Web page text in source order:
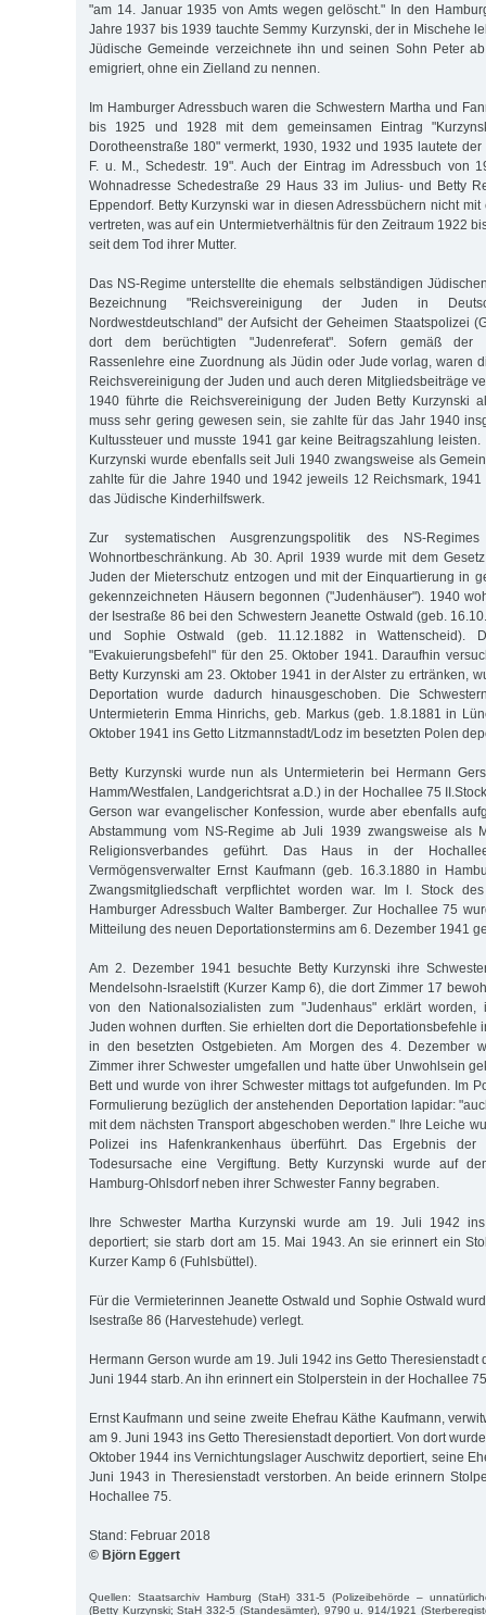
"am 14. Januar 1935 von Amts wegen gelöscht." In den
Jahre 1937 bis 1939 tauchte Semmy Kurzynski, der in Mischehe
Jüdische Gemeinde verzeichnete ihn und seinen Sohn Peter
emigriert, ohne ein Zielland zu nennen.
Im Hamburger Adressbuch waren die Schwestern Martha und
bis 1925 und 1928 mit dem gemeinsamen Eintrag
Dorotheenstraße 180" vermerkt, 1930, 1932 und 1935 lautete der
F. u. M., Schedestr. 19". Auch der Eintrag im Adressbuch von
Wohnadresse Schedestraße 29 Haus 33 im Julius- und Betty
Eppendorf. Betty Kurzynski war in diesen Adressbüchern nicht
vertreten, was auf ein Untermietverhältnis für den Zeitraum 1922
seit dem Tod ihrer Mutter.
Das NS-Regime unterstellte die ehemals selbständigen
Bezeichnung "Reichsvereinigung der Juden in
Nordwestdeutschland" der Aufsicht der Geheimen Staatspolizei
dort dem berüchtigten "Judenreferat". Sofern gemäß der
Rassenlehre eine Zuordnung als Jüdin oder Jude vorlag, waren
Reichsvereinigung der Juden und auch deren Mitgliedsbeiträge
1940 führte die Reichsvereinigung der Juden Betty Kurzynski
muss sehr gering gewesen sein, sie zahlte für das Jahr 1940
Kultussteuer und musste 1941 gar keine Beitragszahlung leisten.
Kurzynski wurde ebenfalls seit Juli 1940 zwangsweise als
zahlte für die Jahre 1940 und 1942 jeweils 12 Reichsmark,
das Jüdische Kinderhilfswerk.
Zur systematischen Ausgrenzungspolitik des NS-
Wohnortbeschränkung. Ab 30. April 1939 wurde mit dem
Juden der Mieterschutz entzogen und mit der Einquartierung in
gekennzeichneten Häusern begonnen ("Judenhäuser"). 1940
der Isestraße 86 bei den Schwestern Jeanette Ostwald (geb.
und Sophie Ostwald (geb. 11.12.1882 in Wattenscheid).
"Evakuierungsbefehl" für den 25. Oktober 1941. Daraufhin
Betty Kurzynski am 23. Oktober 1941 in der Alster zu ertränken,
Deportation wurde dadurch hinausgeschoben. Die
Untermieterin Emma Hinrichs, geb. Markus (geb. 1.8.1881 in
Oktober 1941 ins Getto Litzmannstadt/Lodz im besetzten Polen
Betty Kurzynski wurde nun als Untermieterin bei Hermann
Hamm/Westfalen, Landgerichtsrat a.D.) in der Hochallee 75
Gerson war evangelischer Konfession, wurde aber ebenfalls
Abstammung vom NS-Regime ab Juli 1939 zwangsweise als
Religionsverbandes geführt. Das Haus in der
Vermögensverwalter Ernst Kaufmann (geb. 16.3.1880 in
Zwangsmitgliedschaft verpflichtet worden war. Im I. Stock
Hamburger Adressbuch Walter Bamberger. Zur Hochallee 75
Mitteilung des neuen Deportationstermins am 6. Dezember 1941
Am 2. Dezember 1941 besuchte Betty Kurzynski ihre
Mendelsohn-Israelstift (Kurzer Kamp 6), die dort Zimmer 17
von den Nationalsozialisten zum "Judenhaus" erklärt worden,
Juden wohnen durften. Sie erhielten dort die Deportationsbefehle
in den besetzten Ostgebieten. Am Morgen des 4. Dezember
Zimmer ihrer Schwester umgefallen und hatte über Unwohlsein
Bett und wurde von ihrer Schwester mittags tot aufgefunden. Im
Formulierung bezüglich der anstehenden Deportation lapidar:
mit dem nächsten Transport abgeschoben werden." Ihre Leiche
Polizei ins Hafenkrankenhaus überführt. Das Ergebnis der
Todesursache eine Vergiftung. Betty Kurzynski wurde auf
Hamburg-Ohlsdorf neben ihrer Schwester Fanny begraben.
Ihre Schwester Martha Kurzynski wurde am 19. Juli 1942
deportiert; sie starb dort am 15. Mai 1943. An sie erinnert ein
Kurzer Kamp 6 (Fuhlsbüttel).
Für die Vermieterinnen Jeanette Ostwald und Sophie Ostwald
Isestraße 86 (Harvestehude) verlegt.
Hermann Gerson wurde am 19. Juli 1942 ins Getto Theresienstadt
Juni 1944 starb. An ihn erinnert ein Stolperstein in der Hochallee
Ernst Kaufmann und seine zweite Ehefrau Käthe Kaufmann,
am 9. Juni 1943 ins Getto Theresienstadt deportiert. Von dort
Oktober 1944 ins Vernichtungslager Auschwitz deportiert, seine
Juni 1943 in Theresienstadt verstorben. An beide erinnern
Hochallee 75.
Stand: Februar 2018
© Björn Eggert
Quellen: Staatsarchiv Hamburg (StaH) 331-5 (Polizeibehörde –
(Betty Kurzynski; StaH 332-5 (Standesämter), 9790 u. 914/1921